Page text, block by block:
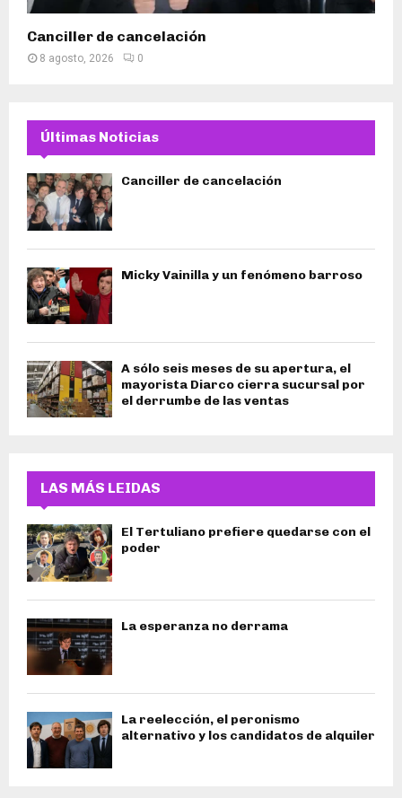
Canciller de cancelación
8 agosto, 2026 0
Últimas Noticias
Canciller de cancelación
Micky Vainilla y un fenómeno barroso
A sólo seis meses de su apertura, el
mayorista Diarco cierra sucursal por
el derrumbe de las ventas
LAS MÁS LEIDAS
El Tertuliano prefiere quedarse con el
poder
La esperanza no derrama
La reelección, el peronismo
alternativo y los candidatos de alquiler